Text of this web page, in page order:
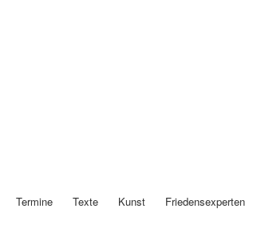
Termine Texte Kunst Friedensexperten